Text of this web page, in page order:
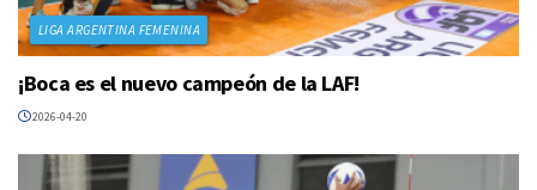
LIGA ARGENTINA FEMENINA
¡Boca es el nuevo campeón de la LAF!
2026-04-20